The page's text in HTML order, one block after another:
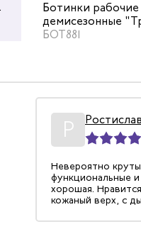
демисезонные
черный/бежевый
БОТ262
Ботинки
демисезонные
цвет серый
БОТ881
Р Ростислав
Невероятно
функциональные
хорошая.
кожаный верх, с
амортизирует,